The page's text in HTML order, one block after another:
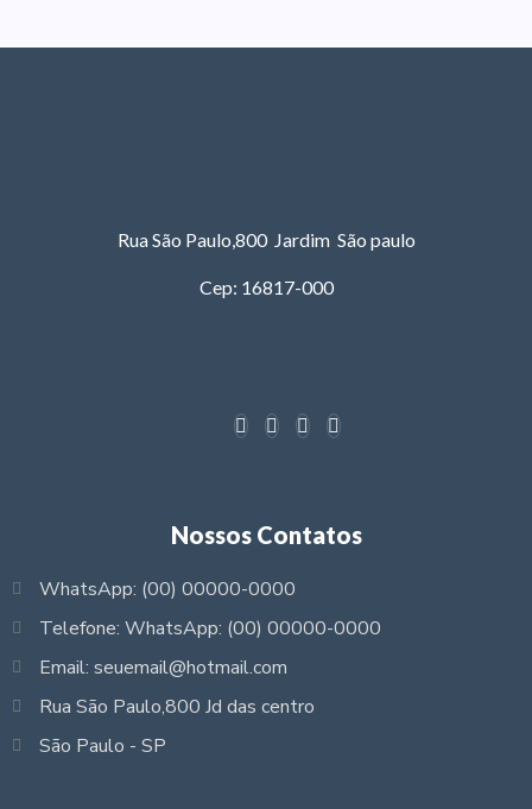
Rua São Paulo,800 Jardim São paulo
Cep: 16817-000
Nossos Contatos
WhatsApp: (00) 00000-0000
Telefone: WhatsApp: (00) 00000-0000
Email: seuemail@hotmail.com
Rua São Paulo,800 Jd das centro
São Paulo - SP